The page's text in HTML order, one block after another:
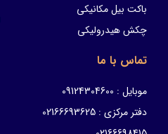
باکت بیل مکانیکی
چکش هیدرولیکی
تماس با ما
موبایل : 09124304600
دفتر مرکزی : 02166693625